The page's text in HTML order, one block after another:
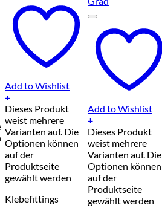
Add to Wishlist
+
Dieses Produkt
weist mehrere
Varianten auf. Die
Optionen können
auf der
Produktseite
gewählt werden
Klebefittings
Add to Wishlist
+
Dieses Produkt
weist mehrere
Varianten auf. Die
Optionen können
auf der
Produktseite
gewählt werden